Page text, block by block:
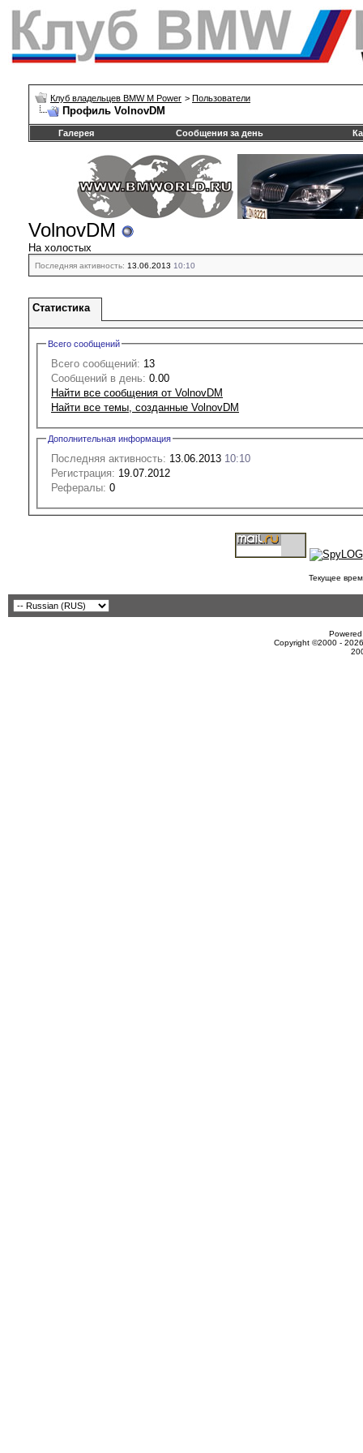
Клуб владельцев BMW M Power > Пользователи
Профиль VolnovDM
Галерея Сообщения за день
VolnovDM
На холостых
Последняя активность: 13.06.2013 10:10
Статистика
Всего сообщений
Всего сообщений: 13
Сообщений в день: 0.00
Найти все сообщения от VolnovDM
Найти все темы, созданные VolnovDM
Дополнительная информация
Последняя активность: 13.06.2013 10:10
Регистрация: 19.07.2012
Рефералы: 0
Текущее
Copyright ©2000 -